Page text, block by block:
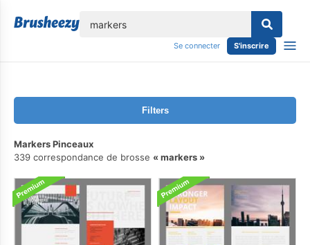
Se connecter S'inscrire
Filters
Markers Pinceaux
339 correspondance de brosse
markers